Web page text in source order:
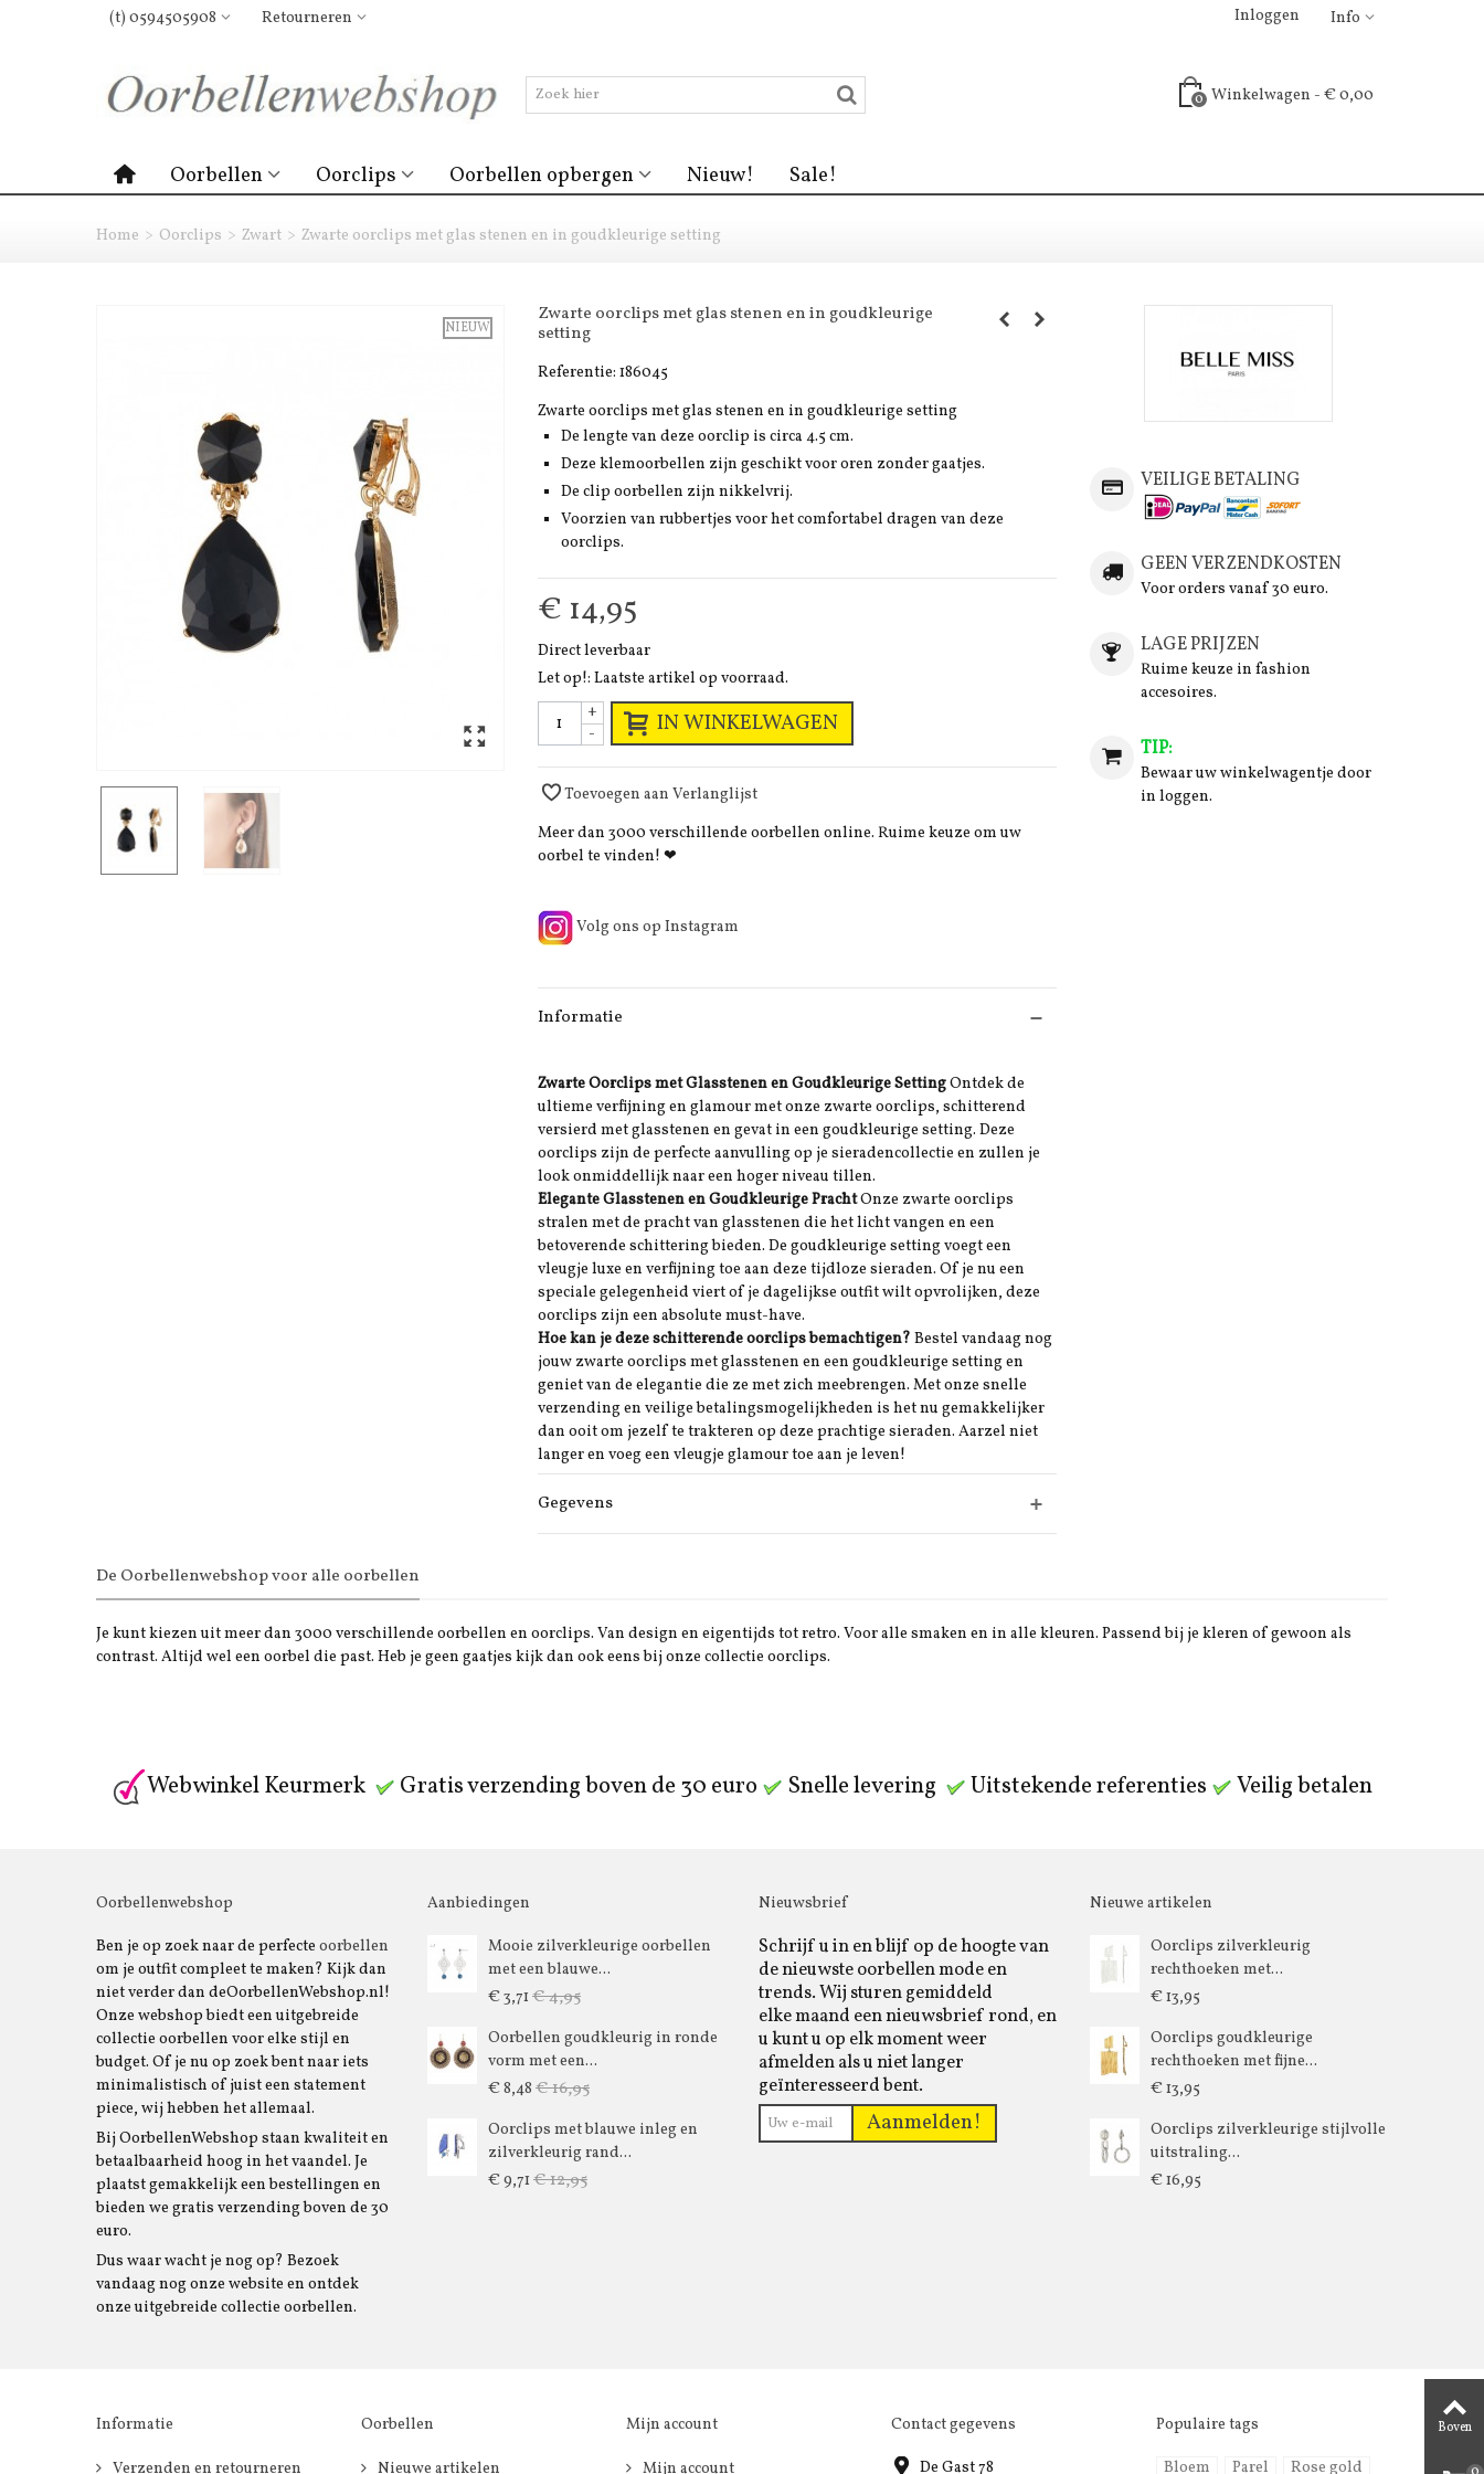
(t) 0594505908 Retourneren Info
Inloggen
0 Winkelwagen - € 0,00
Oorbellen Oorclips Oorbellen opbergen Nieuw! Sale!
Home > Oorclips > Zwart > Zwarte oorclips met glas stenen en in goudkleurige setting
NIEUW
Zwarte oorclips met glas stenen en in goudkleurige
setting
Referentie: 186045
Zwarte oorclips met glas stenen en in goudkleurige setting
De lengte van deze oorclip is circa 4.5 cm.
Deze klemoorbellen zijn geschikt voor oren zonder gaatjes.
De clip oorbellen zijn nikkelvrij.
Voorzien van rubbertjes voor het comfortabel dragen van deze
oorclips.
€ 14,95
Direct leverbaar
Let op!: Laatste artikel op voorraad.
-
+ IN WINKELWAGEN
Toevoegen aan Verlanglijst
Meer dan 3000 verschillende oorbellen online. Ruime keuze om uw
oorbel te vinden! ❤
Volg ons op Instagram
Informatie
Zwarte Oorclips met Glasstenen en Goudkleurige SettingOntdek de
ultieme verfijning en glamour met onze zwarte oorclips, schitterend
versierd met glasstenen en gevat in een goudkleurige setting. Deze
oorclips zijn de perfecte aanvulling op je sieradencollectie en zullen je
look onmiddellijk naar een hoger niveau tillen.
Elegante Glasstenen en Goudkleurige PrachtOnze zwarte oorclips
stralen met de pracht van glasstenen die het licht vangen en een
betoverende schittering bieden. De goudkleurige setting voegt een
vleugje luxe en verfijning toe aan deze tijdloze sieraden. Of je nu een
speciale gelegenheid viert of je dagelijkse outfit wilt opvrolijken, deze
oorclips zijn een absolute must-have.
Hoe kan je deze schitterende oorclips bemachtigen? Bestel vandaag nog
jouw zwarte oorclips met glasstenen en een goudkleurige setting en
geniet van de elegantie die ze met zich meebrengen. Met onze snelle
verzending en veilige betalingsmogelijkheden is het nu gemakkelijker
dan ooit om jezelf te trakteren op deze prachtige sieraden. Aarzel niet
langer en voeg een vleugje glamour toe aan je leven!
Gegevens
VEILIGE BETALING
GEEN VERZENDKOSTEN
Voor orders vanaf 30 euro.
LAGE PRIJZEN
Ruime keuze in fashion
accesoires.
TIP:
Bewaar uw winkelwagentje door
in loggen.
De Oorbellenwebshop voor alle oorbellen
Je kunt kiezen uit meer dan 3000 verschillende oorbellen en oorclips. Van design en eigentijds tot retro. Voor alle smaken en in alle kleuren. Passend bij je kleren of gewoon als
contrast. Altijd wel een oorbel die past. Heb je geen gaatjes kijk dan ook eens bij onze collectie oorclips.
Webwinkel Keurmerk Gratis verzending boven de 30 euro Snelle levering Uitstekende referenties Veilig betalen
Oorbellenwebshop
Ben je op zoek naar de perfecte oorbellen
om je outfit compleet te maken? Kijk dan
niet verder dan deOorbellenWebshop.nl!
Onze webshop biedt een uitgebreide
collectie oorbellen voor elke stijl en
budget. Of je nu op zoek bent naar iets
minimalistisch of juist een statement
piece, wij hebben het allemaal.
Bij OorbellenWebshop staan kwaliteit en
betaalbaarheid hoog in het vaandel. Je
plaatst gemakkelijk een bestellingen en
bieden we gratis verzending boven de 30
euro.
Dus waar wacht je nog op? Bezoek
vandaag nog onze website en ontdek
onze uitgebreide collectie oorbellen.
Aanbiedingen
Mooie zilverkleurige oorbellen
met een blauwe...
€ 3,71 € 4,95
Oorbellen goudkleurig in ronde
vorm met een...
€ 8,48 € 16,95
Oorclips met blauwe inleg en
zilverkleurig rand...
€ 9,71 € 12,95
Nieuwsbrief
Schrijf u in en blijf op de hoogte van
de nieuwste oorbellen mode en
trends. Wij sturen gemiddeld
elke maand een nieuwsbrief rond, en
u kunt u op elk moment weer
afmelden als u niet langer
geïnteresseerd bent.
Aanmelden!
Nieuwe artikelen
Oorclips zilverkleurig
rechthoeken met...
€ 13,95
Oorclips goudkleurige
rechthoeken met fijne...
€ 13,95
Oorclips zilverkleurige stijlvolle
uitstraling...
€ 16,95
Informatie
Verzenden en retourneren
Oorbellen
Nieuwe artikelen
Mijn account
Mijn account
Contact gegevens
De Gast 78
Populaire tags
Bloem Parel Rose gold
Boven